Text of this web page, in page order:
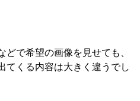
どで希望の画像を見せても、
てくる内容は大きく違うでし